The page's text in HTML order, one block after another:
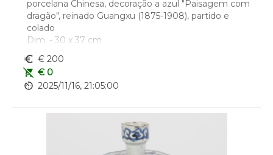
porcelana Chinesa, decoração a azul "Paisagem com
dragão", reinado Guangxu (1875-1908), partido e
colado
Dim. - 30 x 37 cm
euro_symbol € 200
remove_shopping_cart € 0
av_timer 2025/11/16, 21:05:00